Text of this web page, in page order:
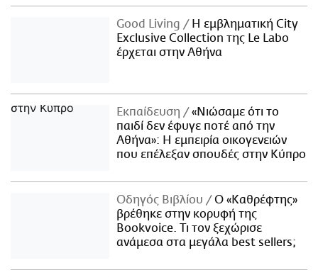
Good Living
Η εμβληματική City
Exclusive Collection της Le Labo
έρχεται στην Αθήνα
Εκπαίδευση
«Νιώσαμε ότι το
παιδί δεν έφυγε ποτέ από την
Αθήνα»: Η εμπειρία οικογενειών
που επέλεξαν σπουδές στην Κύπρο
Οδηγός Βιβλίου
Ο «Καθρέφτης»
βρέθηκε στην κορυφή της
Bookvoice. Τι τον ξεχώρισε
ανάμεσα στα μεγάλα best sellers;